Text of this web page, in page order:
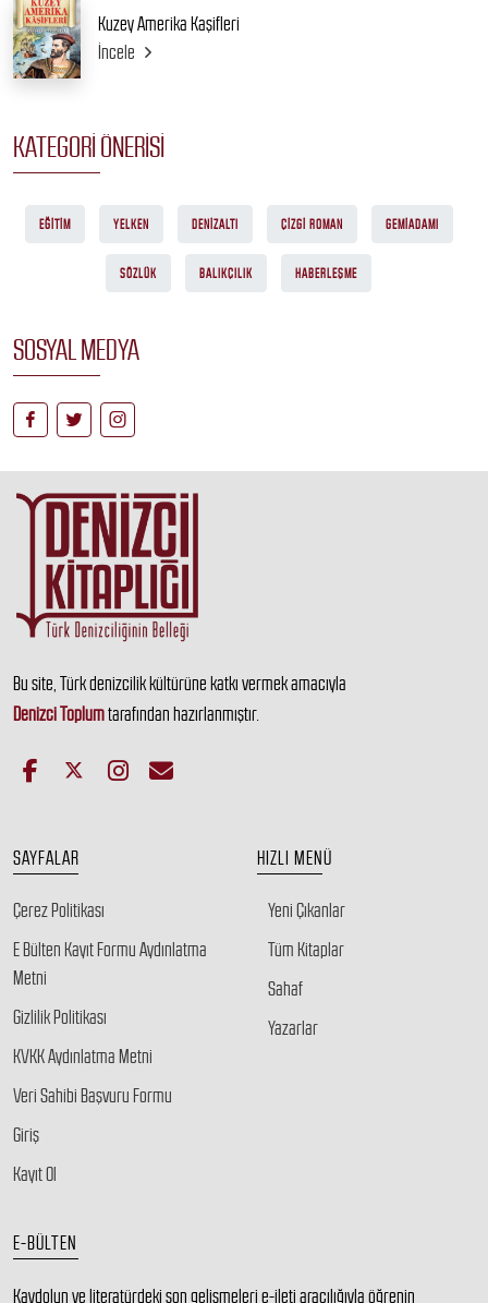
Kuzey Amerika Kaşifleri
İncele
KATEGORI ÖNERISI
EĞITIM YELKEN DENIZALTI ÇIZGI ROMAN GEMIADAMI
SÖZLÜK BALIKÇILIK HABERLEŞME
SOSYAL MEDYA
Bu site, Türk denizcilik kültürüne katkı vermek amacıyla
Denizci Toplumtarafından hazırlanmıştır.
SAYFALAR
Çerez Politikası
E Bülten Kayıt Formu Aydınlatma
Metni
Gizlilik Politikası
KVKK Aydınlatma Metni
Veri Sahibi Başvuru Formu
Giriş
Kayıt Ol
HIZLI MENÜ
Yeni Çıkanlar
Tüm Kitaplar
Sahaf
Yazarlar
E-BÜLTEN
Kaydolun ve literatürdeki son gelişmeleri e-ileti aracılığıyla öğrenin